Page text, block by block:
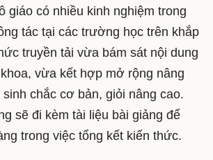
giáo có nhiều kinh nghiệm trong
tác tại các trường học trên khắp
truyền tải vừa bám sát nội dung
vừa kết hợp mở rộng nâng
chắc cơ bản, giỏi nâng cao.
sẽ đi kèm tài liệu bài giảng để
trong việc tổng kết kiến thức.